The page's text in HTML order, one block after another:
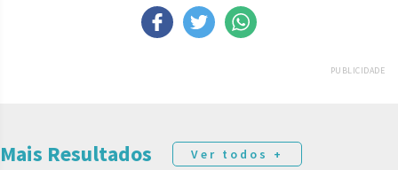
PUBLICIDADE
Mais Resultados Ver todos +